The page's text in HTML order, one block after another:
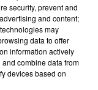
à
!
security, prevent and
and content;
may
data to offer
information actively
combine data from
devices based on